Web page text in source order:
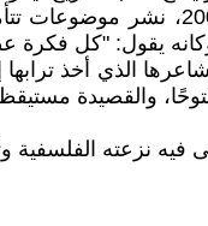
ولم يكن علاء شاعر قصيدة فقط،
يقول: "كل
الذي أخذ
والقصيدة
نزعته الفلسفية